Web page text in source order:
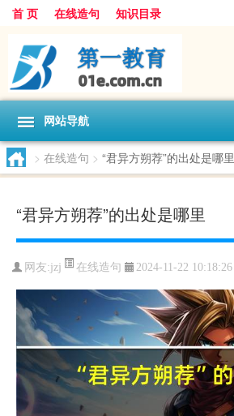
首 页 在线造句 知识目录
网站导航
> 在线造句 > “君异方朔荐”的出处是哪里
“君异方朔荐”的出处是哪里
网友:jzj 在线造句 2024-11-22 10:18:26